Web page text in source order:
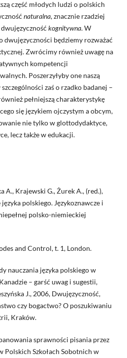
część młodych ludzi o polskich
naturalna, znacznie rzadziej
kognitywna. W
dwujęzyczności będziemy rozważać
Zwrócimy również uwagę na
kompetencji
Poszerzyłyby one naszą
zaś o rzadko badanej –
pełniejszą charakterystykę
się językiem ojczystym a obcym,
nie tylko w glottodydaktyce,
lecz także w edukacji.
A., Krajewski G., Żurek A., (red.),
polskiego. Językoznawcze i
polsko-niemieckiej
and Control, t. 1, London.
nauczania języka polskiego w
– garść uwag i sugestii,
J., 2006, Dwujęzyczność,
czy bogactwo? O poszukiwaniu
Kraków.
sprawności pisania przez
Polskich Szkołach Sobotnich w